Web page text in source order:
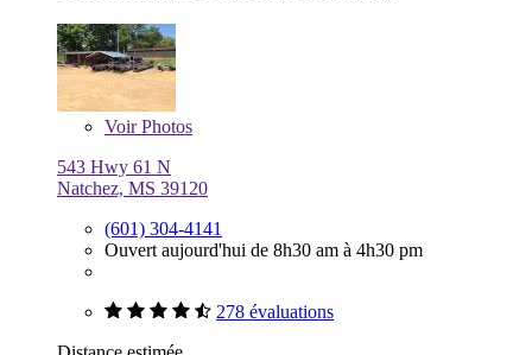
VoirPhotos
543 Hwy 61 N
Natchez, MS 39120
(601) 304-4141
Ouvert aujourd'hui de 8h30 am à 4h30 pm
278 évaluations